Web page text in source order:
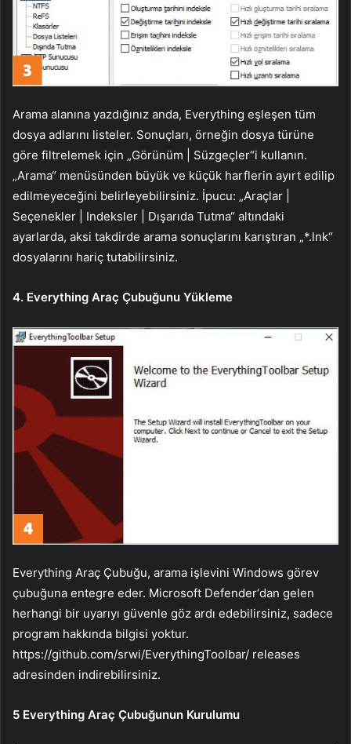
Arama alanına yazdığınız anda, Everything eşleşen tüm
dosya adlarını listeler. Sonuçları, örneğin dosya türüne
göre filtrelemek için „Görünüm | Süzgeçler“i kullanın.
„Arama“ menüsünden büyük ve küçük harflerin ayırt edilip
edilmeyeceğini belirleyebilirsiniz. İpucu: „Araçlar |
Seçenekler | Indeksler | Dışarıda Tutma“ altındaki
ayarlarda, aksi takdirde arama sonuçlarını karıştıran „*.lnk“
dosyalarını hariç tutabilirsiniz.
4. Everything Araç Çubuğunu Yükleme
Everything Araç Çubuğu, arama işlevini Windows görev
çubuğuna entegre eder. Microsoft Defender‘dan gelen
herhangi bir uyarıyı güvenle göz ardı edebilirsiniz, sadece
program hakkında bilgisi yoktur.
https://github.com/srwi/EverythingToolbar/ releases
adresinden indirebilirsiniz.
5 Everything Araç Çubuğunun Kurulumu